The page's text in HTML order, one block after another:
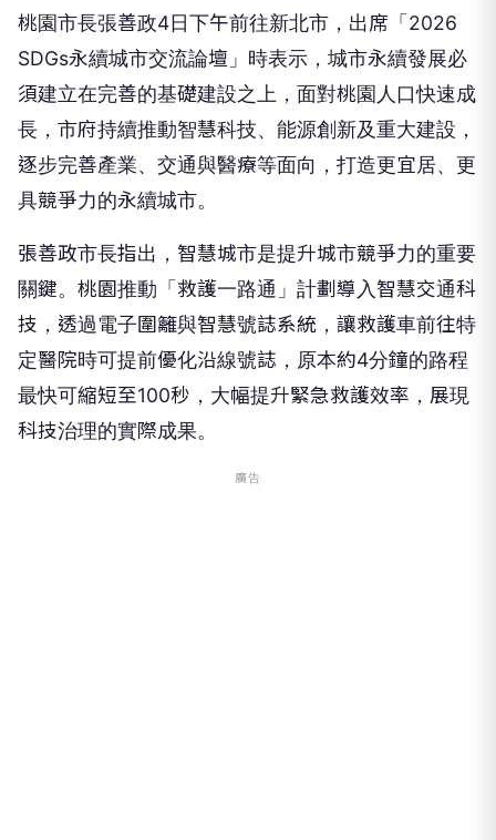
桃園市長張善政4日下午前往新北市，出席「2026
SDGs永續城市交流論壇」時表示，城市永續發展必
須建立在完善的基礎建設之上，面對桃園人口快速成
長，市府持續推動智慧科技、能源創新及重大建設，
逐步完善產業、交通與醫療等面向，打造更宜居、更
具競爭力的永續城市。
張善政市長指出，智慧城市是提升城市競爭力的重要
關鍵。桃園推動「救護一路通」計劃導入智慧交通科
技，透過電子圍籬與智慧號誌系統，讓救護車前往特
定醫院時可提前優化沿線號誌，原本約4分鐘的路程
最快可縮短至100秒，大幅提升緊急救護效率，展現
科技治理的實際成果。
廣告